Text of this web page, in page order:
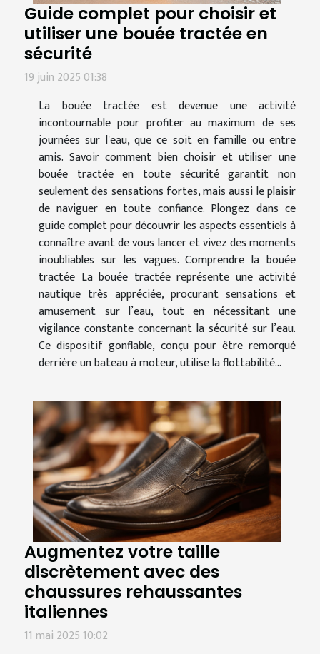
Guide complet pour choisir et
utiliser une bouée tractée en
sécurité
19 juin 2025 01:38
La bouée tractée est devenue une activité
incontournable pour profiter au maximum de ses
journées sur l'eau, que ce soit en famille ou entre
amis. Savoir comment bien choisir et utiliser une
bouée tractée en toute sécurité garantit non
seulement des sensations fortes, mais aussi le plaisir
de naviguer en toute confiance. Plongez dans ce
guide complet pour découvrir les aspects essentiels à
connaître avant de vous lancer et vivez des moments
inoubliables sur les vagues. Comprendre la bouée
tractée La bouée tractée représente une activité
nautique très appréciée, procurant sensations et
amusement sur l’eau, tout en nécessitant une
vigilance constante concernant la sécurité sur l’eau.
Ce dispositif gonflable, conçu pour être remorqué
derrière un bateau à moteur, utilise la flottabilité...
Augmentez votre taille
discrètement avec des
chaussures rehaussantes
italiennes
11 mai 2025 10:02